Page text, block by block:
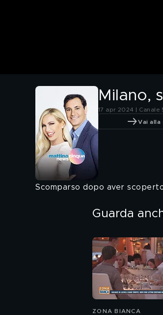
Milano,
17 apr 2024 | Canale
Vai alla
Scomparso dopo aver
Guarda
ZONA BIANCA